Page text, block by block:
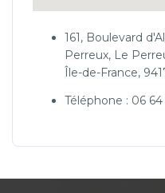
161, Boulevard
Perreux, Le
Île-de-France,
Téléphone : 06 64